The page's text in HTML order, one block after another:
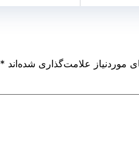
موردنیاز علامت‌گذاری شده‌اند *